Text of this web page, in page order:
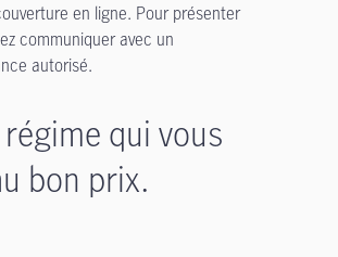
en ligne. Pour présenter
communiquer avec un
autorisé.
qui vous
bon prix.